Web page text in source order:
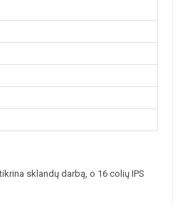
sklandų darbą, o 16 colių IPS